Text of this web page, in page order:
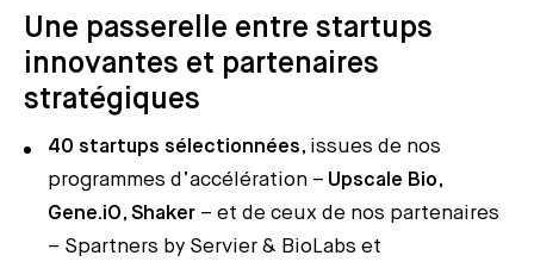
Une passerelle entre startups
innovantes et partenaires
stratégiques
40 startups sélectionnées, issues de nos
programmes d’accélération – Upscale Bio,
Gene.iO, Shaker – et de ceux de nos partenaires
– Spartners by Servier & BioLabs et